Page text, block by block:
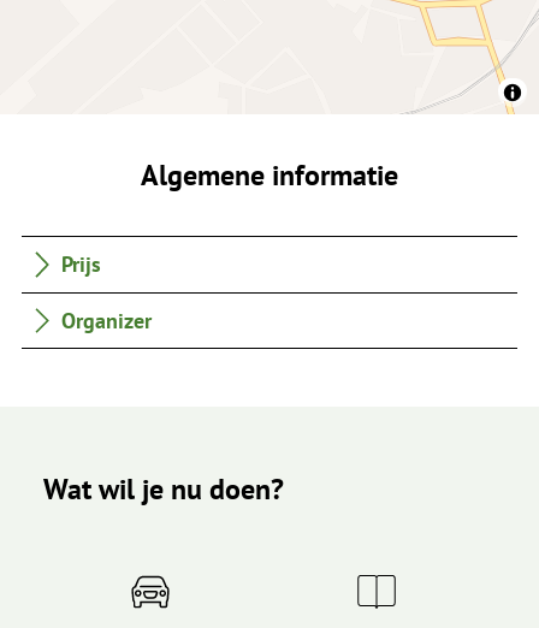
Algemene informatie
Prijs
Organizer
Wat wil je nu doen?